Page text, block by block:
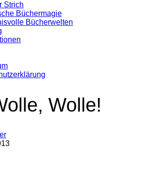
Strich
Büchermagie
Bücherwelten
Wolle!